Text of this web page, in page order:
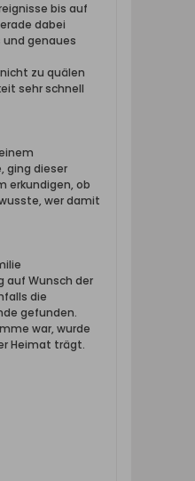
bis auf
dabei
und genaues
zu quälen
sehr schnell
ging dieser
erkundigen, ob
wer damit
auf Wunsch der
die
gefunden.
war, wurde
Heimat trägt.